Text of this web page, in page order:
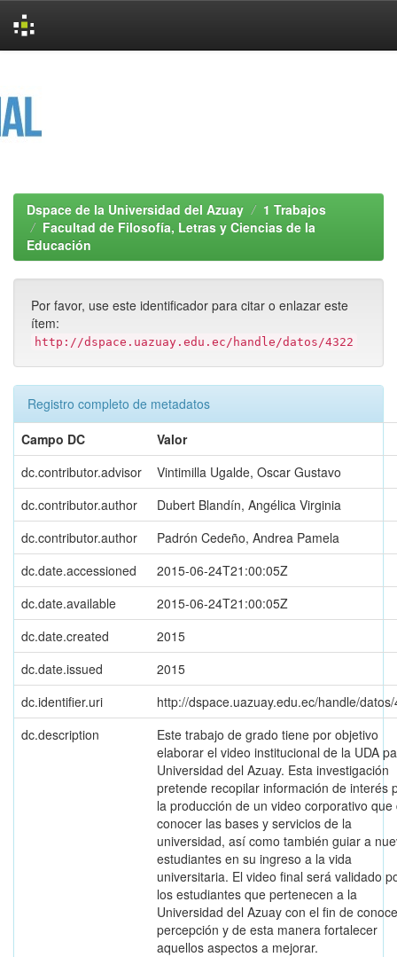
Dspace de la Universidad del Azuay
1 Trabajos
Facultad de Filosofía, Letras y Ciencias de la
Educación
Por favor, use este identificador para citar o enlazar este
ítem:
http://dspace.uazuay.edu.ec/handle/datos/4322
Registro completo de metadatos
Campo DC
Valor
dc.contributor.advisor
Vintimilla Ugalde, Oscar Gustavo
dc.contributor.author
Dubert Blandín, Angélica Virginia
dc.contributor.author
Padrón Cedeño, Andrea Pamela
dc.date.accessioned
2015-06-24T21:00:05Z
dc.date.available
2015-06-24T21:00:05Z
dc.date.created
2015
dc.date.issued
2015
dc.identifier.uri
http://dspace.uazuay.edu.ec/handle/
dc.description
Este trabajo de grado tiene por objetivo
elaborar el video institucional de la UDA
Universidad del Azuay. Esta investigación
pretende recopilar información de interés
la producción de un video corporativo que
conocer las bases y servicios de la
universidad, así como también guiar a
estudiantes en su ingreso a la vida
universitaria. El video final será validado
los estudiantes que pertenecen a la
Universidad del Azuay con el fin de
percepción y de esta manera fortalecer
aquellos aspectos a mejorar.